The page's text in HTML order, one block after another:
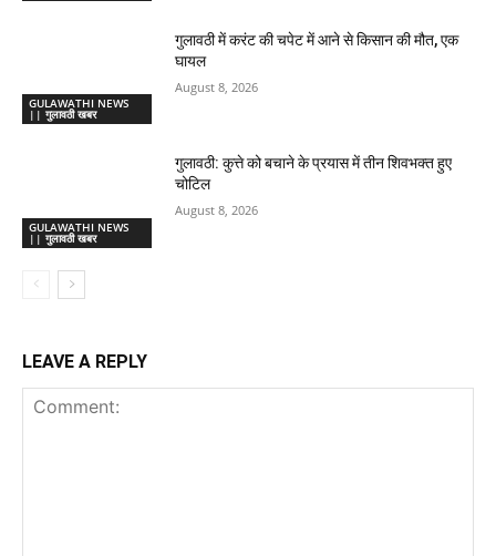
GULAWATHI NEWS
|| गुलावठी खबर
गुलावठी में करंट की चपेट में आने से किसान की मौत, एक
घायल
August 8, 2026
GULAWATHI NEWS
|| गुलावठी खबर
गुलावठी: कुत्ते को बचाने के प्रयास में तीन शिवभक्त हुए
चोटिल
August 8, 2026
LEAVE A REPLY